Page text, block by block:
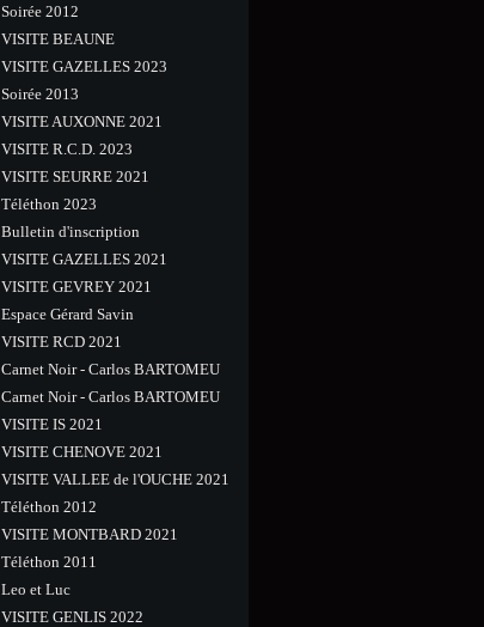
Soirée 2012
VISITE BEAUNE
VISITE GAZELLES 2023
Soirée 2013
VISITE AUXONNE 2021
VISITE R.C.D. 2023
VISITE SEURRE 2021
Téléthon 2023
Bulletin d'inscription
VISITE GAZELLES 2021
VISITE GEVREY 2021
Espace Gérard Savin
VISITE RCD 2021
Carnet Noir - Carlos BARTOMEU
Carnet Noir - Carlos BARTOMEU
VISITE IS 2021
VISITE CHENOVE 2021
VISITE VALLEE de l'OUCHE 2021
Téléthon 2012
VISITE MONTBARD 2021
Téléthon 2011
Leo et Luc
VISITE GENLIS 2022